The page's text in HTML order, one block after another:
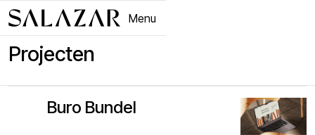
Menu
Close
Projecten
Buro Bundel